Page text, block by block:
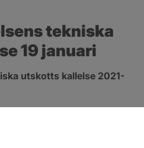
tekniska
19 januari
utskotts kallelse 2021-
kB, öppnas i nytt fönster.